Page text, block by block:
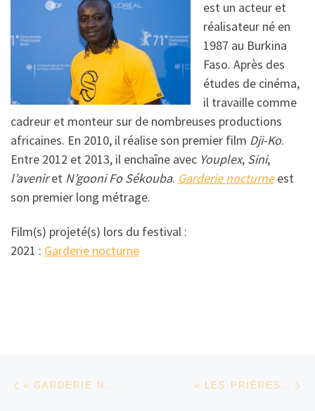
est un acteur et
réalisateur né en
1987 au Burkina
Faso. Après des
études de cinéma,
il travaille comme
cadreur et monteur sur de nombreuses productions
africaines. En 2010, il réalise son premier film Dji-Ko.
Entre 2012 et 2013, il enchaîne avec Youplex, Sini,
l’aveniret N’gooni Fo Sékouba. Garderie nocturneest
son premier long métrage.
Film(s) projeté(s) lors du festival :
2021 : Garderie nocturne
Parcourir les articles
« GARDERIE NOCTURNE » DE MOUMOUNI SANOU « LES PRIÈRES DE DELPHINE » DE ROSINE MBAKAM